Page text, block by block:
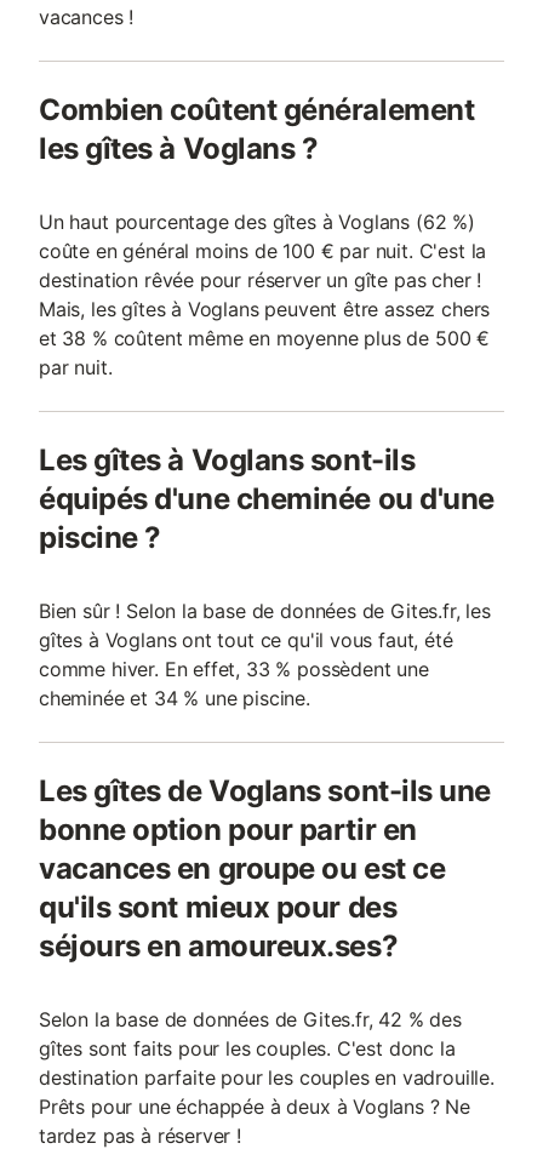
vacances !
Combien coûtent généralement
les gîtes à Voglans ?
Un haut pourcentage des gîtes à Voglans (62 %)
coûte en général moins de 100 € par nuit. C'est la
destination rêvée pour réserver un gîte pas cher !
Mais, les gîtes à Voglans peuvent être assez chers
et 38 % coûtent même en moyenne plus de 500 €
par nuit.
Les gîtes à Voglans sont-ils
équipés d'une cheminée ou d'une
piscine ?
Bien sûr ! Selon la base de données de Gites.fr, les
gîtes à Voglans ont tout ce qu'il vous faut, été
comme hiver. En effet, 33 % possèdent une
cheminée et 34 % une piscine.
Les gîtes de Voglans sont-ils une
bonne option pour partir en
vacances en groupe ou est ce
qu'ils sont mieux pour des
séjours en amoureux.ses?
Selon la base de données de Gites.fr, 42 % des
gîtes sont faits pour les couples. C'est donc la
destination parfaite pour les couples en vadrouille.
Prêts pour une échappée à deux à Voglans ? Ne
tardez pas à réserver !